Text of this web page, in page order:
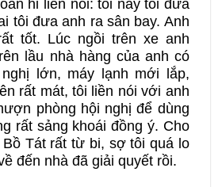
hỉ liền nói: tối nay tôi đưa
tôi đưa anh ra sân bay. Anh
tốt. Lúc ngồi trên xe anh
lầu nhà hàng của anh có
lớn, máy lạnh mới lắp,
rất mát, tôi liền nói với anh
phòng hội nghị để dùng
rất sảng khoái đồng ý. Cho
Tát rất từ bi, sợ tôi quá lo
đến nhà đã giải quyết rồi.